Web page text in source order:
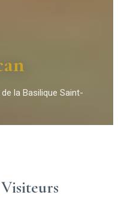
la Basilique Saint-